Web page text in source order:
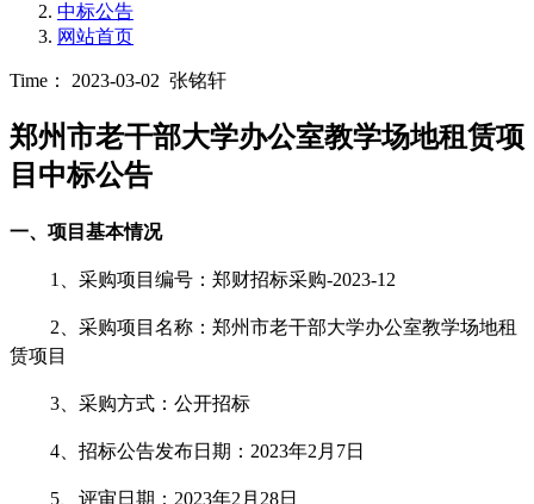
中标公告
网站首页
Time： 2023-03-02 张铭轩
郑州市老干部大学办公室教学场地租赁项
目中标公告
一、 项目基本情况
1、采购项目编号： 郑财招标采购-2023-12
2、采购项目名称： 郑州市老干部大学办公室教学场地租
赁项目
3、采购方式：公开招标
4、招标公告发布日期：2023年2 月 7日
5、评审日期：2023年2 月 28日